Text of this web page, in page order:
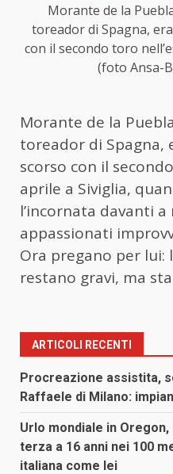
Morante de la
toreador di Spagna,
con il secondo toro
(foto Ansa-
Morante de la
toreador di Spagna,
scorso con il
aprile a Siviglia,
l’incornata davanti
appassionati
Ora pregano per lui:
restano gravi, ma
ARTICOLI RECENTI
Procreazione assistita,
Raffaele di Milano:
Urlo mondiale in Oregon,
terza a 16 anni nei 100
italiana come lei